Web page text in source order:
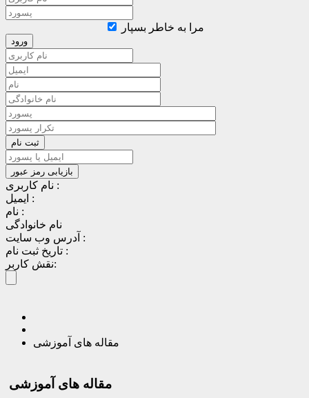
مرا به خاطر بسپار
نام کاربری :
ایمیل :
نام :
نام خانوادگی
آدرس وب سایت :
تاریخ ثبت نام :
نقش کاربر:
مقاله های آموزشی
مقاله های آموزشی